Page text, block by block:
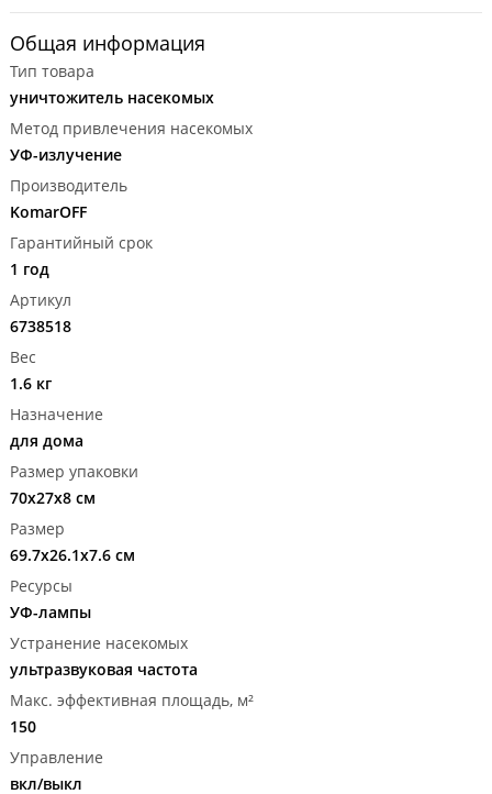
Общая информация
Тип товара
уничтожитель насекомых
Метод привлечения насекомых
УФ-излучение
Производитель
KomarOFF
Гарантийный срок
1 год
Артикул
6738518
Вес
1.6 кг
Назначение
для дома
Размер упаковки
70х27x8 см
Размер
69.7x26.1x7.6 см
Ресурсы
УФ-лампы
Устранение насекомых
ультразвуковая частота
Макс. эффективная площадь, м²
150
Управление
вкл/выкл